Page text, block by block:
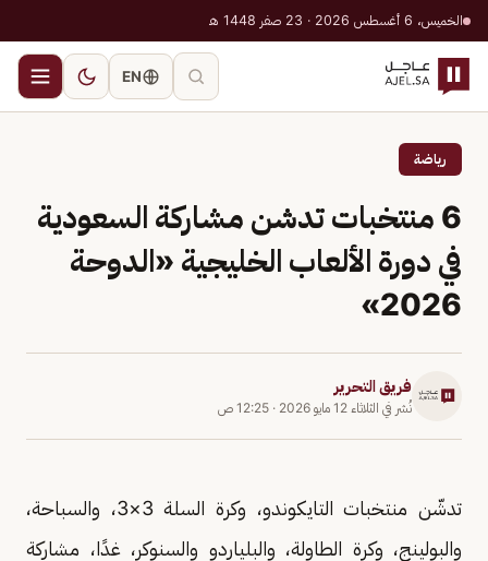
الخميس، 6 أغسطس 2026 · 23 صفر 1448 هـ
EN
رياضة
6 منتخبات تدشن مشاركة السعودية
في دورة الألعاب الخليجية «الدوحة
2026»
فريق التحرير
نُشر في الثلاثاء 12 مايو 2026 · 12:25 ص
تدشّن منتخبات التايكوندو، وكرة السلة 3×3، والسباحة،
والبولينج، وكرة الطاولة، والبلياردو والسنوكر، غدًا، مشاركة